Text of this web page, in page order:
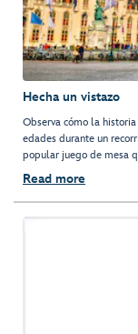
Hecha un vistazo
Observa cómo la
edades durante un
popular juego de mesa
Read more